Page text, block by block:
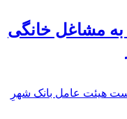
به مشاغل خانگی